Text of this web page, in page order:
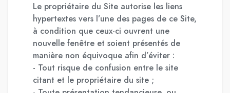
Le propriétaire du Site autorise les liens
hypertextes vers l’une des pages de ce Site,
à condition que ceux-ci ouvrent une
nouvelle fenêtre et soient présentés de
manière non équivoque afin d’éviter :
- Tout risque de confusion entre le site
citant et le propriétaire du site ;